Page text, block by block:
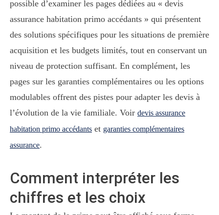
possible d’examiner les pages dédiées au « devis
assurance habitation primo accédants » qui présentent
des solutions spécifiques pour les situations de première
acquisition et les budgets limités, tout en conservant un
niveau de protection suffisant. En complément, les
pages sur les garanties complémentaires ou les options
modulables offrent des pistes pour adapter les devis à
l’évolution de la vie familiale. Voir devis assurance
habitation primo accédants et garanties complémentaires
assurance.
Comment interpréter les
chiffres et les choix